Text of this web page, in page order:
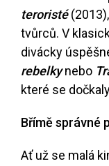
teroristé
tvůrců. V
divácky
rebelkynebo
které se
Břímě správné
Ať už se malá